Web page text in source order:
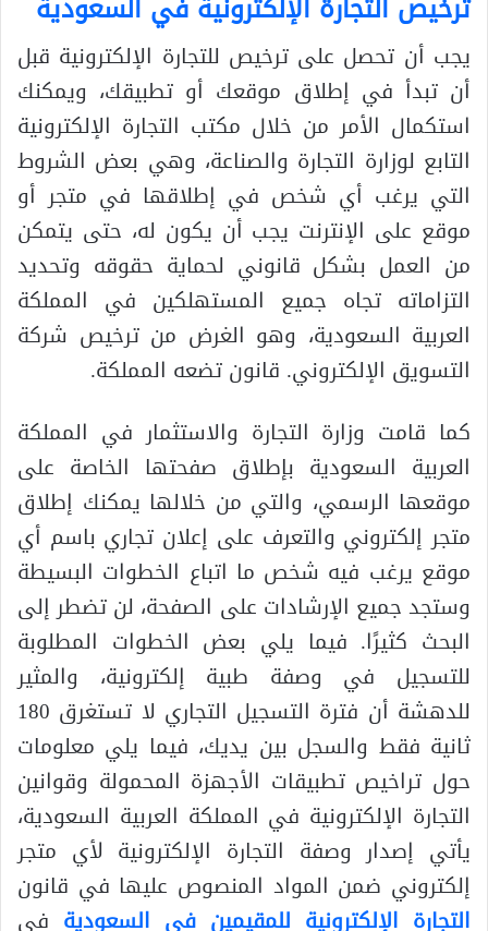
يجب أن تحصل على ترخيص للتجارة الإلكترونية قبل
أن تبدأ في إطلاق موقعك أو تطبيقك، ويمكنك
استكمال الأمر من خلال مكتب التجارة الإلكترونية
التابع لوزارة التجارة والصناعة، وهي بعض الشروط
التي يرغب أي شخص في إطلاقها في متجر أو
موقع على الإنترنت يجب أن يكون له، حتى يتمكن
من العمل بشكل قانوني لحماية حقوقه وتحديد
التزاماته تجاه جميع المستهلكين في المملكة
العربية السعودية، وهو الغرض من ترخيص شركة
التسويق الإلكتروني. قانون تضعه المملكة.
كما قامت وزارة التجارة والاستثمار في المملكة
العربية السعودية بإطلاق صفحتها الخاصة على
موقعها الرسمي، والتي من خلالها يمكنك إطلاق
متجر إلكتروني والتعرف على إعلان تجاري باسم أي
موقع يرغب فيه شخص ما اتباع الخطوات البسيطة
وستجد جميع الإرشادات على الصفحة، لن تضطر إلى
البحث كثيرًا. فيما يلي بعض الخطوات المطلوبة
للتسجيل في وصفة طبية إلكترونية، والمثير
للدهشة أن فترة التسجيل التجاري لا تستغرق 180
ثانية فقط والسجل بين يديك، فيما يلي معلومات
حول تراخيص تطبيقات الأجهزة المحمولة وقوانين
التجارة الإلكترونية في المملكة العربية السعودية،
يأتي إصدار وصفة التجارة الإلكترونية لأي متجر
إلكتروني ضمن المواد المنصوص عليها في قانون
التجارة الإلكترونية للمقيمين في السعودية في